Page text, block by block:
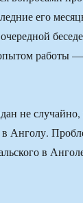
его
работы
не случайно,
Анголу.
в